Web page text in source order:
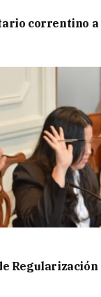
correntino
Regularización